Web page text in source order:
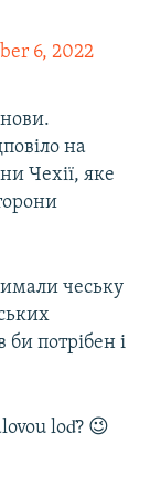
6, 2022
на
Чехії, яке
чеську
потрібен і
loď? 😉